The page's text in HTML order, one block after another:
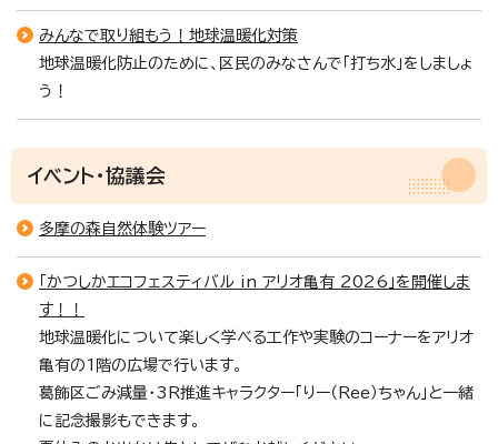
みんなで取り組もう！地球温暖化対策
地球温暖化防止のために、区民のみなさんで「打ち水」をしましょ
う！
イベント・協議会
多摩の森自然体験ツアー
「かつしかエコフェスティバル in アリオ亀有 2026」を開催しま
す！！
地球温暖化について楽しく学べる工作や実験のコーナーをアリオ
亀有の1階の広場で行います。
葛飾区ごみ減量・3R推進キャラクター「りー（Ree）ちゃん」と一緒
に記念撮影もできます。